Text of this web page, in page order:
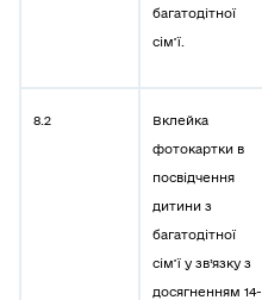
багатодітної
сім’ї.
8.2
Вклейка
фотокартки в
посвідчення
дитини з
багатодітної
сім’ї у зв’язку з
досягненням 14-